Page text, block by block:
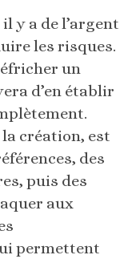
y a de l’argent
les risques.
un
d’en établir
création, est
des
puis des
aux
permettent